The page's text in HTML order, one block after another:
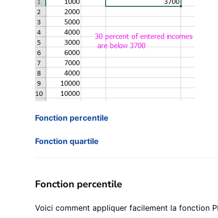
Fonction percentile
Fonction quartile
Fonction percentile
Voici comment appliquer facilement la fonction